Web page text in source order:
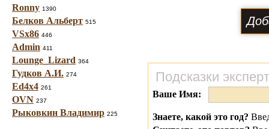
Ronny 1390
Белков Альберт 515
VSx86 446
Admin 411
Lounge_Lizard 364
Гудков А.И. 274
Ed4x4 261
OVN 237
Рыковкин Владимир 225
Подсказки
Ваше Имя:
Знаете, какой это год?